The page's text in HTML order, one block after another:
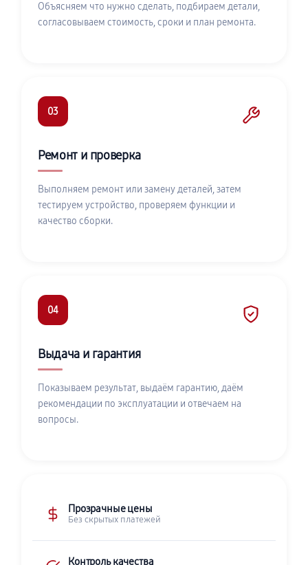
Объясняем что нужно сделать, подбираем детали,
согласовываем стоимость, сроки и план ремонта.
03
Ремонт и проверка
Выполняем ремонт или замену деталей, затем
тестируем устройство, проверяем функции и
качество сборки.
04
Выдача и гарантия
Показываем результат, выдаём гарантию, даём
рекомендации по эксплуатации и отвечаем на
вопросы.
Прозрачные цены
Без скрытых платежей
Контроль качества